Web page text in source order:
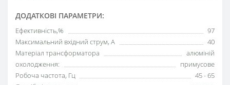
ДОДАТКОВІ ПАРАМЕТРИ:
Ефективність,%
97
Максимальний вхідний струм, А
40
Матеріал трансформатора
алюміній
охолодження:
примусове
Робоча частота, Гц
45 - 65